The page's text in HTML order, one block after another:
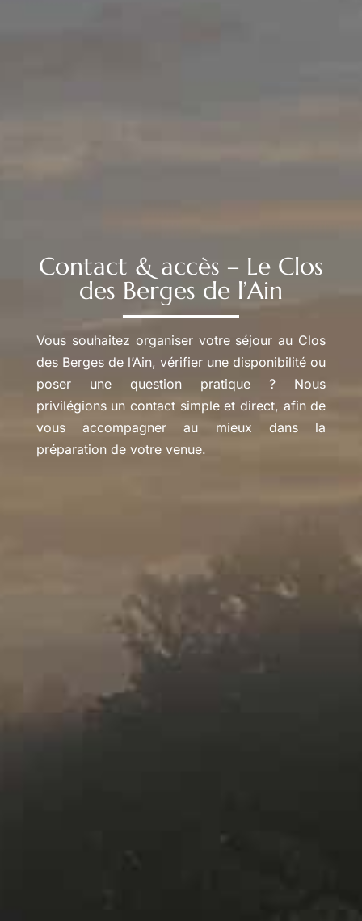
Contact & accès – Le Clos
des Berges de l’Ain
Vous souhaitez organiser votre séjour au Clos
des Berges de l’Ain, vérifier une disponibilité ou
poser une question pratique ? Nous
privilégions un contact simple et direct, afin de
vous accompagner au mieux dans la
préparation de votre venue.